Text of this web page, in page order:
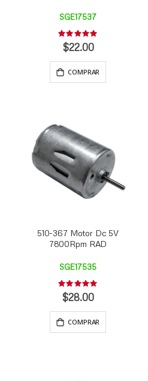
SGE17537
Rating:
0%
$22.00
COMPRAR
510-367 Motor Dc 5V
7800Rpm RAD
SGE17535
Rating:
0%
$28.00
COMPRAR